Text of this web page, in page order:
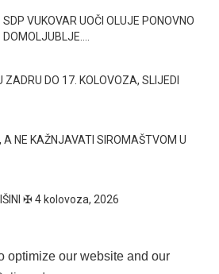
optimize our website and our
VUKOVAR UOČI OLUJE PONOVNO
ZADRU DO 17. KOLOVOZA, SLIJEDI
A NE KAŽNJAVATI SIROMAŠTVOM U
✠ 4 kolovoza, 2026